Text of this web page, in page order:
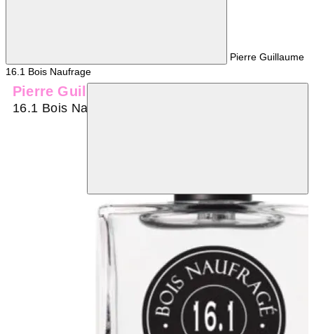
Pierre Guillaume
16.1 Bois Naufrage
Pierre Guillaume
16.1 Bois Naufrage